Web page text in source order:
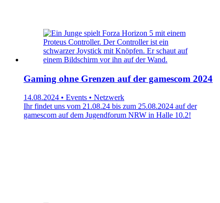
Gaming ohne Grenzen auf der gamescom 2024
14.08.2024 • Events • Netzwerk
Ihr findet uns vom 21.08.24 bis zum 25.08.2024 auf der
gamescom auf dem Jugendforum NRW in Halle 10.2!